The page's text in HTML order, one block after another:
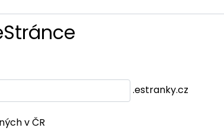
.estranky.cz
v ČR